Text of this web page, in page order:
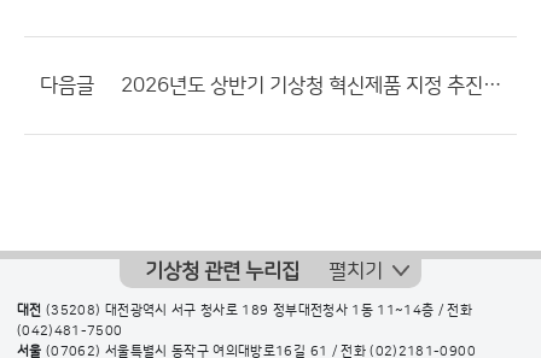
다음글 2026년도 상반기 기상청 혁신제품 지정 추진계획 공고
기상청 관련 누리집 펼치기
대전 (35208) 대전광역시 서구 청사로 189 정부대전청사 1동 11~14층 / 전화
(042)481-7500
서울 (07062) 서울특별시 동작구 여의대방로16길 61 / 전화(02)2181-0900